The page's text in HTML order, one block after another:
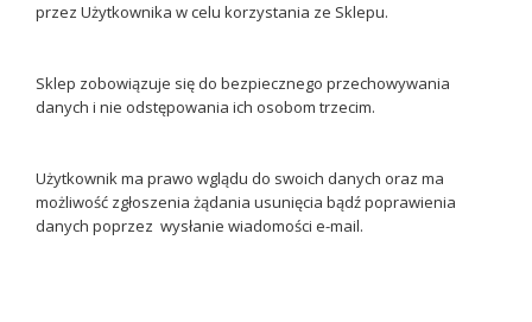
przez Użytkownika w celu korzystania ze Sklepu.
Sklep zobowiązuje się do bezpiecznego przechowywania
danych i nie odstępowania ich osobom trzecim.
Użytkownik ma prawo wglądu do swoich danych oraz ma
możliwość zgłoszenia żądania usunięcia bądź poprawienia
danych poprzez wysłanie wiadomości e-mail.